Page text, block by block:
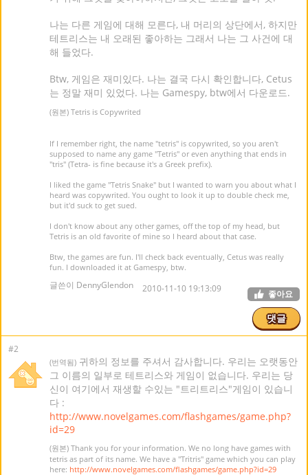
나는 다른 게임에 대해 모른다, 내 머리의 상단에서, 하지만
테트리스는 내 오래된 좋아하는 그래서 나는 그 사건에 대
해 들었다.
Btw, 게임은 재미있다. 나는 결국 다시 확인합니다, Cetus
는 정말 재미 있었다. 나는 Gamespy, btw에서 다운로드.
(원본) Tetris is Copywrited
If I remember right, the name "tetris" is copywrited, so you aren't
supposed to name any game "Tetris" or even anything that ends in
"tris" (Tetra- is fine because it's a Greek prefix).
I liked the game "Tetris Snake" but I wanted to warn you about what I
heard was copywrited. You ought to look it up to double check me,
but it'd suck to get sued.
I don't know about any other games, off the top of my head, but
Tetris is an old favorite of mine so I heard about that case.
Btw, the games are fun. I'll check back eventually, Cetus was really
fun. I downloaded it at Gamespy, btw.
글쓴이 DennyGlendon 2010-11-10 19:13:09 좋아요
댓글
#2
(번역됨) 귀하의 정보를 주셔서 감사합니다. 우리는 오랫동안
그 이름의 일부로 테트리스와 게임이 없습니다. 우리는 당
신이 여기에서 재생할 수있는 "트리트리스"게임이 있습니
다 :
http://www.novelgames.com/flashgames/game.php?
id=29
(원본) Thank you for your information. We no long have games with
tetris as part of its name. We have a "Tritris" game which you can play
here: http://www.novelgames.com/flashgames/game.php?id=29